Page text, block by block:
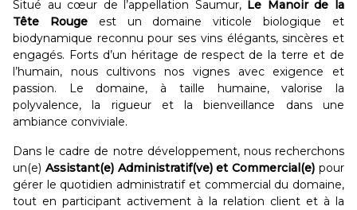
Situé au cœur de l’appellation Saumur, Le Manoir de la
Tête Rougeest un domaine viticole biologique et
biodynamique reconnu pour ses vins élégants, sincères et
engagés. Forts d’un héritage de respect de la terre et de
l’humain, nous cultivons nos vignes avec exigence et
passion. Le domaine, à taille humaine, valorise la
polyvalence, la rigueur et la bienveillance dans une
ambiance conviviale.
Dans le cadre de notre développement, nous recherchons
un(e) Assistant(e) Administratif(ve) et Commercial(e) pour
gérer le quotidien administratif et commercial du domaine,
tout en participant activement à la relation client et à la